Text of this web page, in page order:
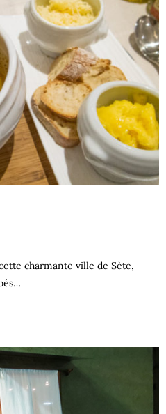
charmante ville de Sète,